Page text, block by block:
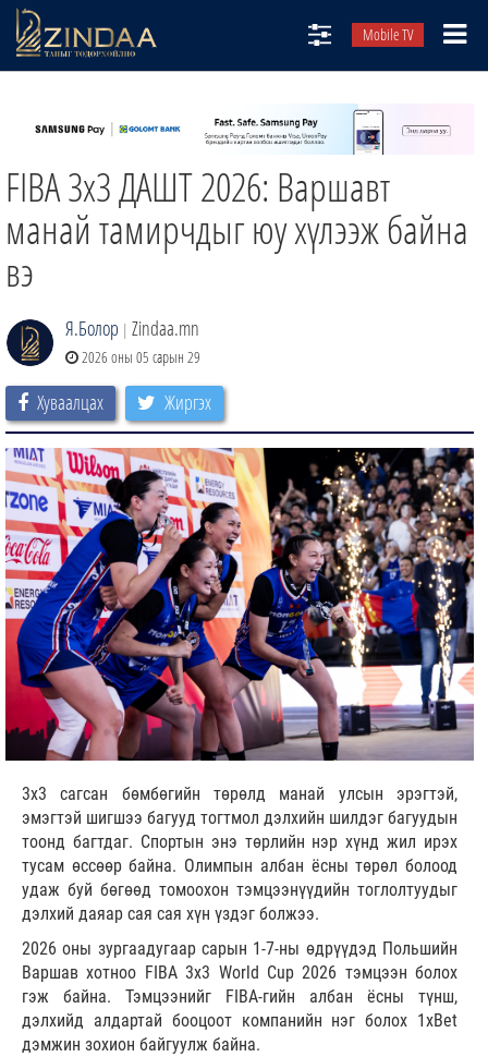
Mobile TV
ТВ8
ӨГЛӨӨНИЙ СОНИН
АУДИО ЗОХИОЛ
FIBA 3x3 ДАШТ 2026: Варшавт
манай тамирчдыг юу хүлээж байна
вэ
Я.Болор | Zindaa.mn
2026 оны 05 сарын 29
Хуваалцах Жиргэх
3x3 сагсан бөмбөгийн төрөлд манай улсын эрэгтэй,
эмэгтэй шигшээ багууд тогтмол дэлхийн шилдэг багуудын
тоонд багтдаг. Спортын энэ төрлийн нэр хүнд жил ирэх
тусам өссөөр байна. Олимпын албан ёсны төрөл болоод
удаж буй бөгөөд томоохон тэмцээнүүдийн тоглолтуудыг
дэлхий даяар сая сая хүн үздэг болжээ.
2026 оны зургаадугаар сарын 1-7-ны өдрүүдэд Польшийн
Варшав хотноо FIBA 3x3 World Cup 2026 тэмцээн болох
гэж байна. Тэмцээнийг FIBA-гийн албан ёсны түнш,
дэлхийд алдартай бооцоот компанийн нэг болох 1xBet
дэмжин зохион байгуулж байна.